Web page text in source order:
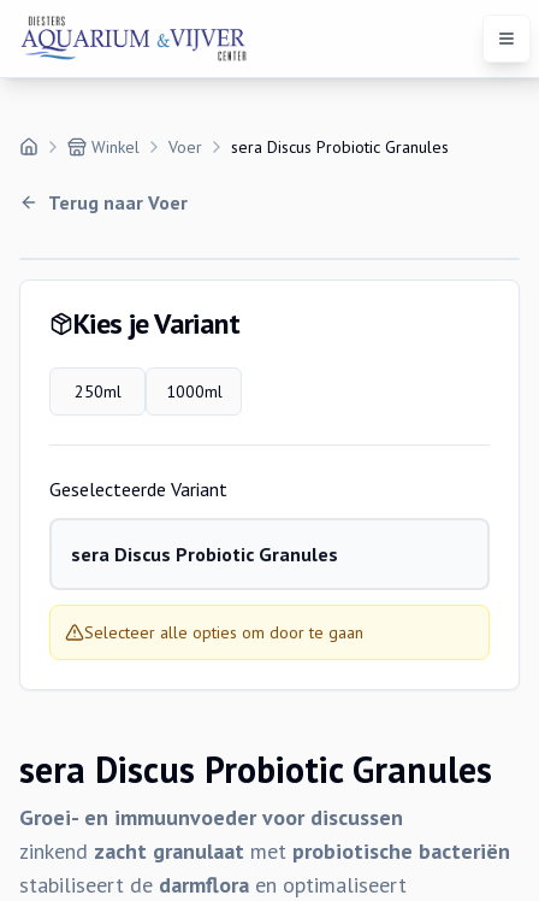
Winkel Voer sera Discus Probiotic Granules
Terug naar Voer
Kies je Variant
250ml 1000ml
Geselecteerde Variant
sera Discus Probiotic Granules
Selecteer alle opties om door te gaan
sera Discus Probiotic Granules
Groei- en immuunvoeder voor discussen
zinkend zacht granulaat met probiotische bacteriën
stabiliseert de darmflora en optimaliseert